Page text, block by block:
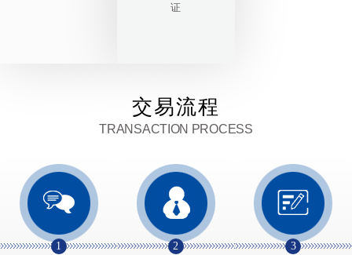
证
交易流程
TRANSACTION PROCESS
1 2 3